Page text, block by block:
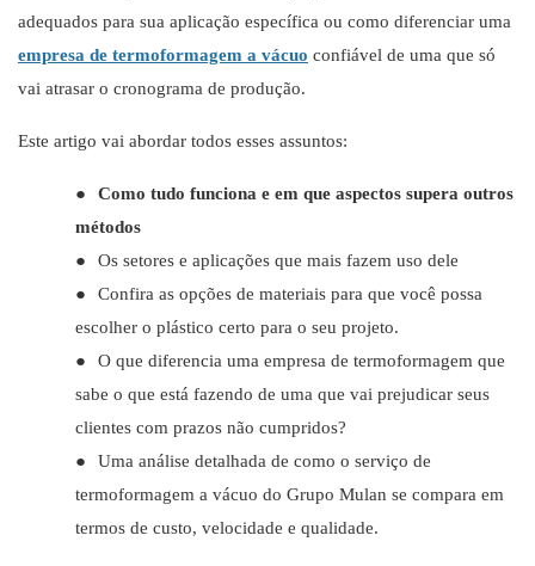
adequados para sua aplicação específica ou como diferenciar uma
empresa de termoformagem a vácuo confiável de uma que só
vai atrasar o cronograma de produção.
Este artigo vai abordar todos esses assuntos:
●
Como tudo funciona e em que aspectos supera outros
métodos
●
Os setores e aplicações que mais fazem uso dele
●
Confira as opções de materiais para que você possa
escolher o plástico certo para o seu projeto.
●
O que diferencia uma empresa de termoformagem que
sabe o que está fazendo de uma que vai prejudicar seus
clientes com prazos não cumpridos?
●
Uma análise detalhada de como o serviço de
termoformagem a vácuo do Grupo Mulan se compara em
termos de custo, velocidade e qualidade.